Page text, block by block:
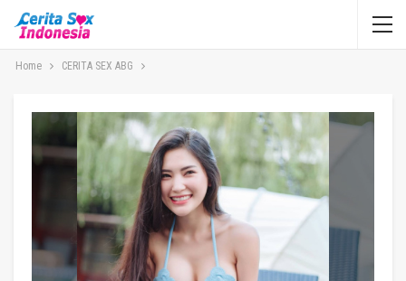
Home CERITA SEX ABG